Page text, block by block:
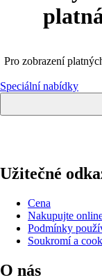
Pro zobrazení
Speciální nabídky
Užitečné
Cena
Nakupujte
Podmínky
Soukromí a
O nás